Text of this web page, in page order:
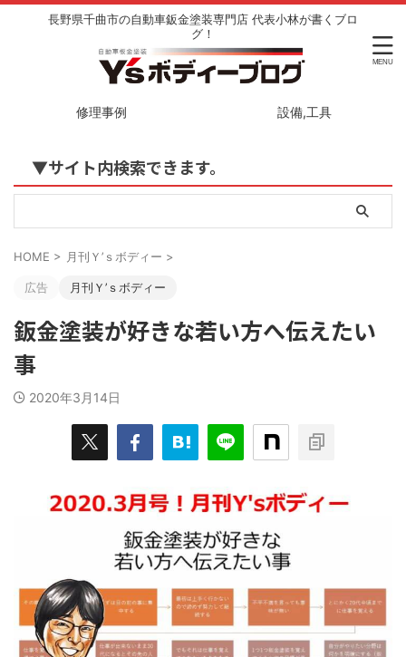
長野県千曲市の自動車鈑金塗装専門店 代表小林が書くブロ
グ！
修理事例 設備,工具
▼サイト内検索できます。
HOME > 月刊Ｙ’ｓボディー >
広告 月刊Ｙ’ｓボディー
鈑金塗装が好きな若い方へ伝えたい
事
2020年3月14日